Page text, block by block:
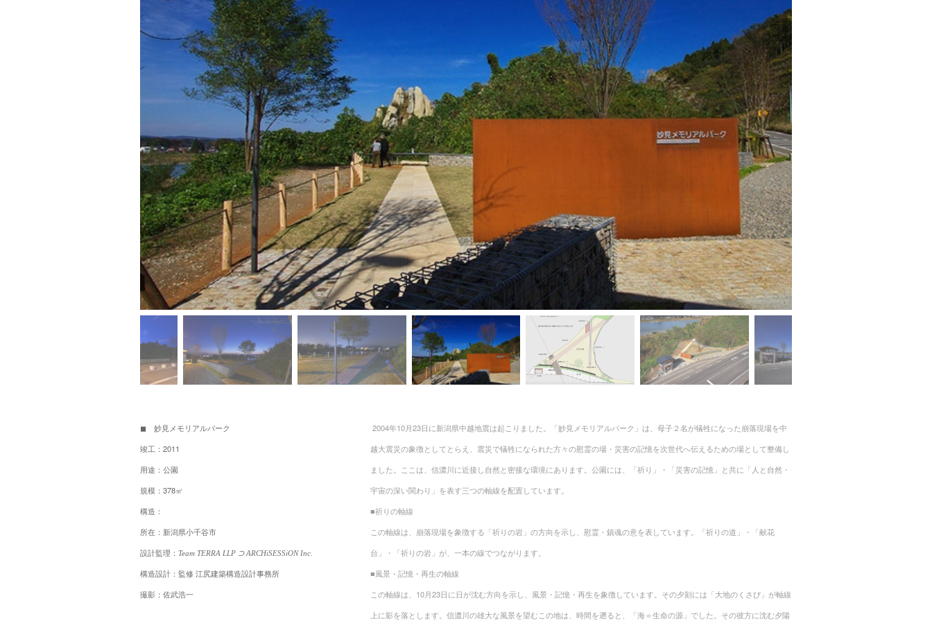
◼︎ 妙見メモリアルパーク
竣工：2011
用途：公園
規模：378㎡
構造：
所在：新潟県小千谷市
設計監理： Team TERRA LLP ⊃ ARCHiSESSiON Inc.
構造設計： 監修 江尻建築構造設計事務所
撮影：佐武浩一
2004年10月23日に新潟県中越地震は起こりました。「妙見メモリアルパーク」は、母子２名が犠牲になった崩落現場を中
越大震災の象徴としてとらえ、震災で犠牲になられた方々の慰霊の場・災害の記憶を次世代へ伝えるための場として整備し
ました。ここは、信濃川に近接し自然と密接な環境にあります。公園には、「祈り」・「災害の記憶」と共に「人と自然・
宇宙の深い関わり」を表す三つの軸線を配置しています。
■祈りの軸線
この軸線は、崩落現場を象徴する「祈りの岩」の方向を示し、慰霊・鎮魂の意を表しています。「祈りの道」・「献花
台」・「祈りの岩」が、一本の線でつながります。
■風景・記憶・再生の軸線
この軸線は、10月23日に日が沈む方向を示し、風景・記憶・再生を象徴しています。その夕刻には「大地のくさび」が軸線
上に影を落とします。信濃川の雄大な風景を望むこの地は、時間を遡ると、「海＝生命の源」でした。その彼方に沈む夕陽